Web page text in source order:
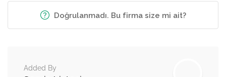
Doğrulanmadı. Bu firma size mi ait?
Added By